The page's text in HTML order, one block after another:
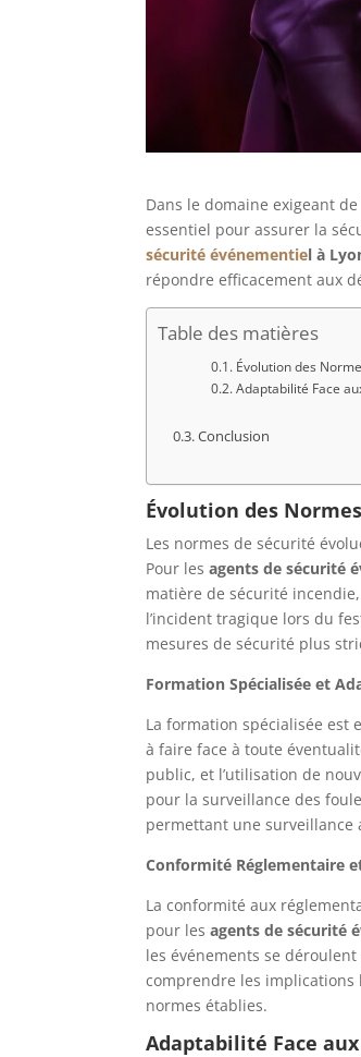
Dans le domaine exigeant
essentiel pour assurer la
sécurité événementiel à
répondre efficacement aux
Table des matières
Évolution des
Adaptabilité Face
Conclusion
Évolution des
Les normes de sécurité
Pour lesagents de sécurité
matière de sécurité
l’incident tragique lors du
mesures de sécurité plus
Formation Spécialisée et
La formation spécialisée
à faire face à toute
public, et l’utilisation de
pour la surveillance des
permettant une surveillance
Conformité Réglementaire
La conformité aux
pour lesagents de sécurité
les événements se
comprendre les implications
normes établies.
Adaptabilité Face